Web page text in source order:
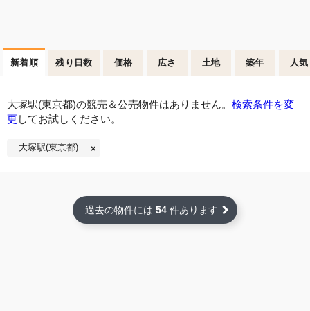
新着順 残り日数 価格 広さ 土地 築年 人気
大塚駅(東京都)の競売＆公売物件はありません。 検索条件を変
更 してお試しください。
大塚駅(東京都)
過去の物件には 54 件あります